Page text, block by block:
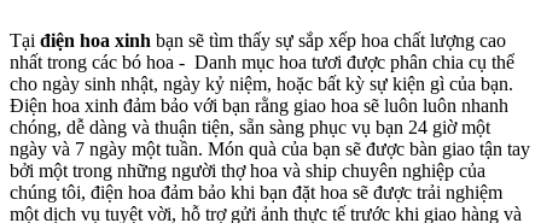
Tại điện hoa xinh bạn sẽ tìm thấy sự sắp xếp hoa chất lượng cao
nhất trong các bó hoa - Danh mục hoa tươi được phân chia cụ thể
cho ngày sinh nhật, ngày kỷ niệm, hoặc bất kỳ sự kiện gì của bạn.
Điện hoa xinh đảm bảo với bạn rằng giao hoa sẽ luôn luôn nhanh
chóng, dễ dàng và thuận tiện, sẵn sàng phục vụ bạn 24 giờ một
ngày và 7 ngày một tuần. Món quà của bạn sẽ được bàn giao tận tay
bởi một trong những người thợ hoa và ship chuyên nghiệp của
chúng tôi, điện hoa đảm bảo khi bạn đặt hoa sẽ được trải nghiệm
một dịch vụ tuyệt vời, hỗ trợ gửi ảnh thực tế trước khi giao hàng và